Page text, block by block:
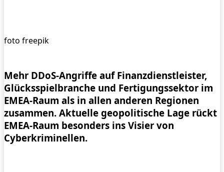
foto freepik
Mehr DDoS-Angriffe auf Finanzdienstleister,
Glücksspielbranche und Fertigungssektor im
EMEA-Raum als in allen anderen Regionen
zusammen. Aktuelle geopolitische Lage rückt
EMEA-Raum besonders ins Visier von
Cyberkriminellen.